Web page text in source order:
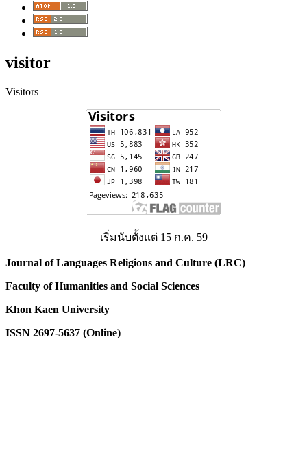
visitor
Visitors
เริ่มนับตั้งแต่ 15 ก.ค. 59
Journal of Languages Religions and Culture (LRC)
Faculty of Humanities and Social Sciences
Khon Kaen University
ISSN 2697-5637 (Online)